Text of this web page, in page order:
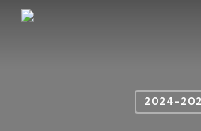
Skip
2024-